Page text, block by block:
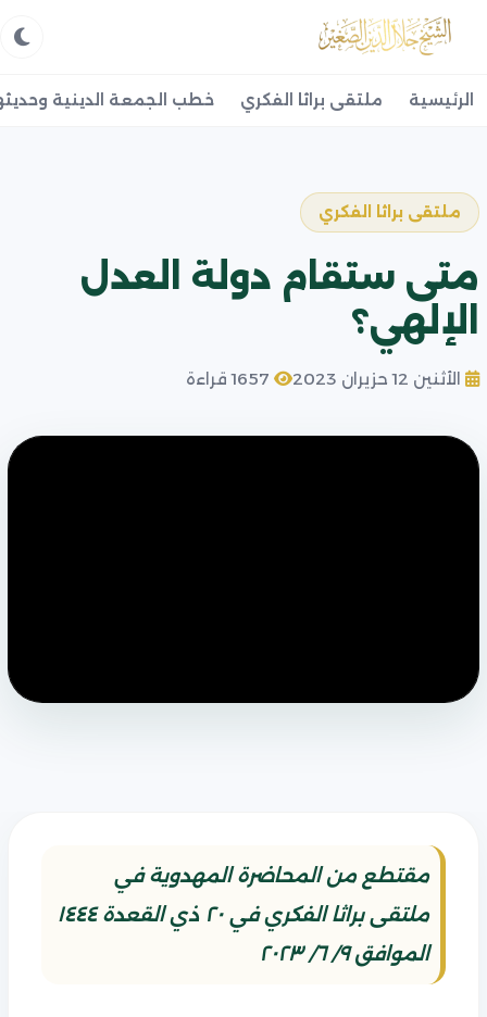
الرئيسية ملتقى براثا الفكري خطب الجمعة الدينية
ملتقى براثا الفكري
متى ستقام دولة العدل
الإلهي؟
الأثنين 12 حزيران 2023
مقتطع من المحاضرة المهدوية في
ملتقى براثا الفكري في ٢٠ ذي القعدة ١٤٤٤
الموافق ٩/ ٦/ ٢٠٢٣